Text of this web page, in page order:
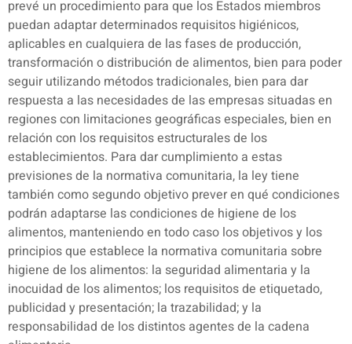
prevé un procedimiento para que los Estados miembros
puedan adaptar determinados requisitos higiénicos,
aplicables en cualquiera de las fases de producción,
transformación o distribución de alimentos, bien para poder
seguir utilizando métodos tradicionales, bien para dar
respuesta a las necesidades de las empresas situadas en
regiones con limitaciones geográficas especiales, bien en
relación con los requisitos estructurales de los
establecimientos. Para dar cumplimiento a estas
previsiones de la normativa comunitaria, la ley tiene
también como segundo objetivo prever en qué condiciones
podrán adaptarse las condiciones de higiene de los
alimentos, manteniendo en todo caso los objetivos y los
principios que establece la normativa comunitaria sobre
higiene de los alimentos: la seguridad alimentaria y la
inocuidad de los alimentos; los requisitos de etiquetado,
publicidad y presentación; la trazabilidad; y la
responsabilidad de los distintos agentes de la cadena